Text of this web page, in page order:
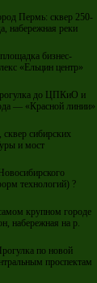
Пермь: сквер 250-
набережная реки
бизнес-
«Ельцин центр»
до ЦПКиО и
— «Красной линии»
сибирских
и мост
технологий) ?
крупном городе
набережная на р.
по новой
проспектам